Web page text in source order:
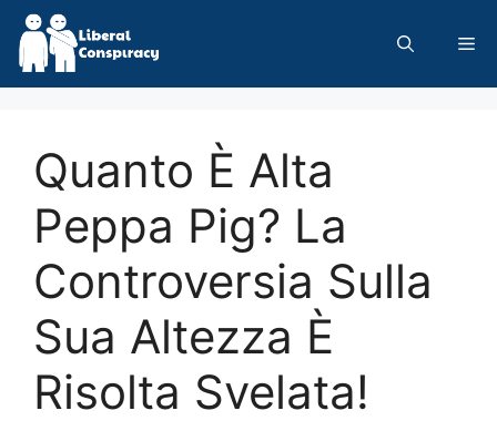
Skip
content
Quanto È Alta
Peppa Pig? La
Controversia Sulla
Sua Altezza È
Risolta Svelata!